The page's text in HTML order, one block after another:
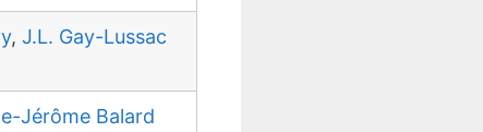
, J.L. Gay-Lussac
Jérôme Balard